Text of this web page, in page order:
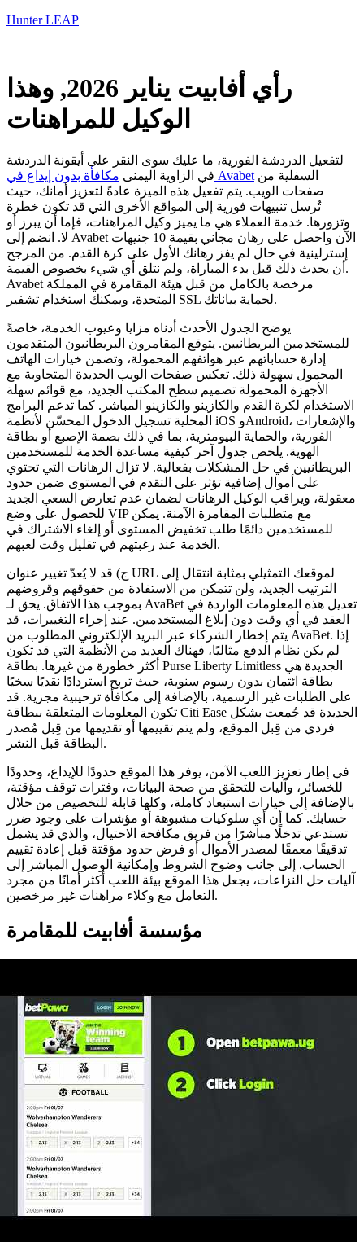
Hunter LEAP
رأي أفابيت يناير 2026, وهذا
الوكيل للمراهنات
لتفعيل الدردشة الفورية، ما عليك سوى النقر على أيقونة الدردشة
في الزاوية اليمنى مكافأة بدون إيداع في Avabet
صفحات الويب. يتم تفعيل هذه الميزة عادةً لتعزيز أمانك، حيث
تُرسل تنبيهات فورية إلى المواقع الأخرى التي قد تكون خطرة
وتزورها. خدمة العملاء هي ما يميز وكيل المراهنات، فإما أن يبرز أو
لا. انضم إلى Avabet الآن واحصل على رهان مجاني بقيمة 10 جنيهات
إسترلينية في حال لم يفز رهانك الأول على كرة القدم. من المرجح
أن يحدث ذلك قبل بدء المباراة، ولم نتلق أي شيء بخصوص القيمة.
Avabet مرخصة بالكامل من قبل هيئة المقامرة في المملكة
المتحدة، ويمكنك استخدام تشفير SSL لحماية بياناتك.
يوضح الجدول الأحدث أدناه مزايا وعيوب الخدمة، خاصةً
للمستخدمين البريطانيين. يتوقع المقامرون البريطانيون المتقدمون
إدارة حساباتهم عبر هواتفهم المحمولة، وتضمن خيارات الهاتف
المحمول سهولة ذلك. تعكس صفحات الويب الجديدة المتجاوبة مع
الأجهزة المحمولة تصميم سطح المكتب الجديد، مع قوائم سهلة
الاستخدام لكرة القدم والكازينو والكازينو المباشر. كما تدعم البرامج
المحلية تسجيل الدخول المحسّن لأنظمة iOS وAndroid، والإشعارات
الفورية، والحماية البيومترية، بما في ذلك بصمة الإصبع أو بطاقة
الهوية. يلخص جدول آخر كيفية مساعدة الخدمة للمستخدمين
البريطانيين في حل المشكلات بفعالية. لا تزال الرهانات التي تحتوي
على أموال إضافية تؤثر على التقدم في المستوى ضمن حدود
معقولة، ويراقب الوكيل الرهانات لضمان عدم تعارض السعي الجديد
للحصول على وضع VIP مع متطلبات المقامرة الآمنة. يمكن
للمستخدمين دائمًا طلب تخفيض المستوى أو إلغاء الاشتراك في
الخدمة عند رغبتهم في تقليل وقت لعبهم.
ج) قد لا يُعدّ تغيير عنوان URL لموقعك التمثيلي بمثابة انتقال إلى
الترتيب الجديد، ولن تتمكن من الاستفادة من حقوقهم وقروضهم
بموجب هذا الاتفاق. يحق لـ AvaBet تعديل هذه المعلومات الواردة في
العقد في أي وقت دون إبلاغ المستخدمين. عند إجراء التغييرات، قد
يتم إخطار الشركاء عبر البريد الإلكتروني المطلوب من AvaBet. إذا
لم يكن نظام الدفع مثاليًا، فهناك العديد من الأنظمة التي قد تكون
أكثر خطورة من غيرها. بطاقة Purse Liberty Limitless الجديدة هي
بطاقة ائتمان بدون رسوم سنوية، حيث تربح استردادًا نقديًا سخيًا
على الطلبات غير الرسمية، بالإضافة إلى مكافأة ترحيبية مجزية. قد
تكون المعلومات المتعلقة ببطاقة Citi Ease الجديدة قد جُمعت بشكل
فردي من قِبل الموقع، ولم يتم تقييمها أو تقديمها من قِبل مُصدر
البطاقة قبل النشر.
في إطار تعزيز اللعب الآمن، يوفر هذا الموقع حدودًا للإيداع، وحدودًا
للخسائر، وآليات للتحقق من صحة البيانات، وفترات توقف مؤقتة،
بالإضافة إلى خيارات استبعاد كاملة، وكلها قابلة للتخصيص من خلال
حسابك. كما أن أي سلوكيات مشبوهة أو مؤشرات على وجود ضرر
تستدعي تدخلًا مباشرًا من فريق مكافحة الاحتيال، والذي قد يشمل
تدقيقًا معمقًا لمصدر الأموال أو فرض حدود مؤقتة قبل إعادة تقييم
الحساب. إلى جانب وضوح الشروط وإمكانية الوصول المباشر إلى
آليات حل النزاعات، يجعل هذا الموقع بيئة اللعب أكثر أمانًا من مجرد
التعامل مع وكلاء مراهنات غير مرخصين.
مؤسسة أفابيت للمقامرة